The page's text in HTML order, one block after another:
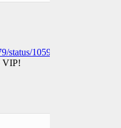
status/
VIP!